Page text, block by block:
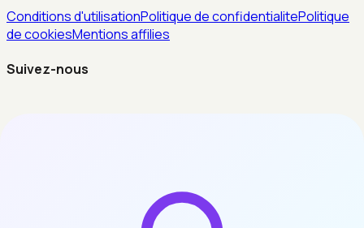
Conditions d'utilisationPolitique de confidentialitePolitique
de cookiesMentions affilies
Suivez-nous